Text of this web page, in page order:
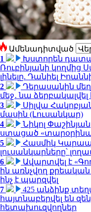
Ամենադիտված
1
Խստորեն
Ռուբինյանի կողմից
լինելը. Դանիել
2
Դերասանին
մեջ․ նա ձերբակալվել
3
Սիլվա
մասին (Լուսանկար)
4
Նիկոլ
ստացած
5
Հասմիկ
լուսանկարները՝
6
Ավարտվել է
ին առնչվող
ինչ է պարզվել
7
425 անձինք
հայտնաբերվել են
հետախուզվողներ